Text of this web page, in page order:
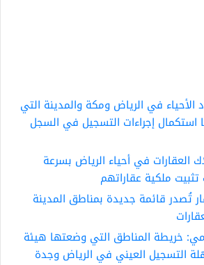
الأحياء في الرياض ومكة والمدينة التي
إجراءات التسجيل في السجل
العقارات في أحياء الرياض بسرعة
تثبيت ملكية عقاراتهم
تُصدر قائمة جديدة بمناطق المدينة
خريطة المناطق التي وضعتها هيئة
التسجيل العيني في الرياض وجدة